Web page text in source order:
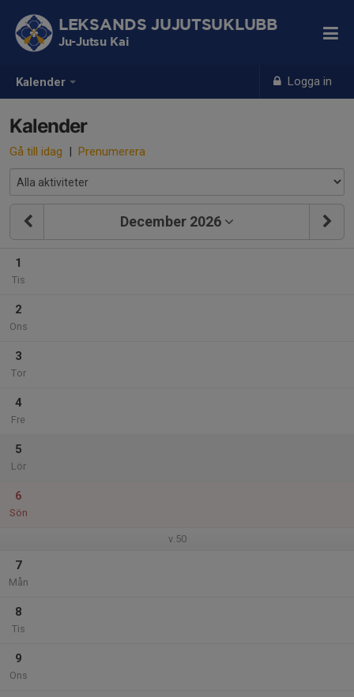
Kalender Logga in
LEKSANDS JUJUTSUKLUBB
Ju-Jutsu Kai
Kalender
Gå till idag | Prenumerera
December 2026
1
Tis
2
Ons
3
Tor
4
Fre
5
Lör
6
Sön
v.50
7
Mån
8
Tis
9
Ons